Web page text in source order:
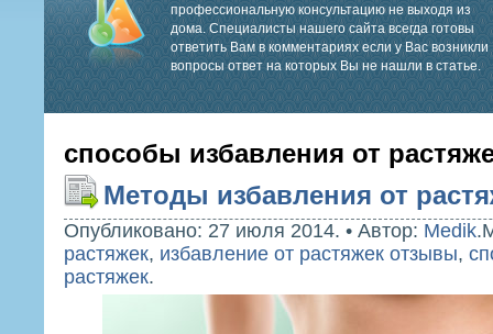
профессиональную консультацию не выходя из
дома. Специалисты нашего сайта всегда готовы
ответить Вам в комментариях если у Вас возникли
вопросы ответ на которых Вы не нашли в статье.
способы избавления от
Методы избавления от
Опубликовано: 27 июля 2014. • Автор: Medik.
растяжек, избавление от растяжек отзывы,
растяжек.